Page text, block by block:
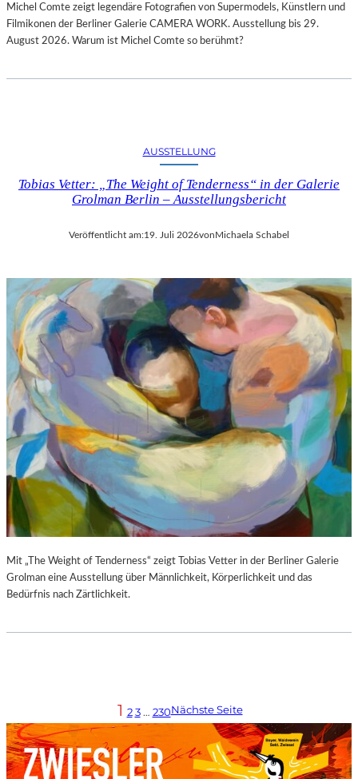
Michel Comte zeigt legendäre Fotografien von Supermodels, Künstlern und
Filmikonen der Berliner Galerie CAMERA WORK. Ausstellung bis 29.
August 2026. Warum ist Michel Comte so berühmt?
AUSSTELLUNG
Tobias Vetter: „The Weight of Tenderness“ in der Galerie
Grolman Berlin – Ausstellungsbericht
Veröffentlicht am:19. Juli 2026vonMichaela Schabel
Mit „The Weight of Tenderness“ zeigt Tobias Vetter in der Berliner Galerie
Grolman eine Ausstellung über Männlichkeit, Körperlichkeit und das
Bedürfnis nach Zärtlichkeit.
1 2 3 … 230Nächste Seite